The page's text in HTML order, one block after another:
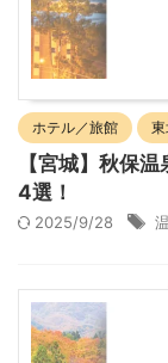
ホテル／旅館
【宮城】秋保
4選！
2025/9/28